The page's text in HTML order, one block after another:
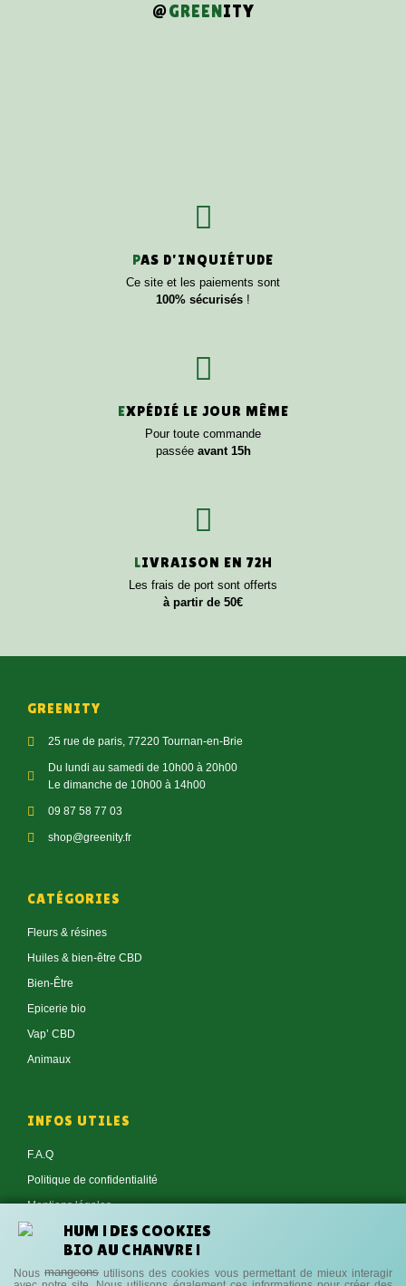
@GREENITY
PAS D'INQUIÉTUDE
Ce site et les paiements sont
100% sécurisés !
EXPÉDIÉ LE JOUR MÊME
Pour toute commande
passée avant 15h
LIVRAISON EN 72H
Les frais de port sont offerts
à partir de 50€
GREENITY
25 rue de paris, 77220 Tournan-en-Brie
Du lundi au samedi de 10h00 à 20h00
Le dimanche de 10h00 à 14h00
09 87 58 77 03
shop@greenity.fr
CATÉGORIES
Fleurs & résines
Huiles & bien-être CBD
Bien-Être
Epicerie bio
Vap’ CBD
Animaux
INFOS UTILES
F.A.Q
Politique de confidentialité
Mentions légales
Conditions générales de vente
Contact
HUM ! DES COOKIES
BIO AU CHANVRE !
Nousmangeons utilisons des cookies vous permettant de mieux interagir